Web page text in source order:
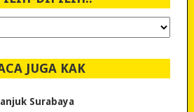
JUGA KAK
Surabaya